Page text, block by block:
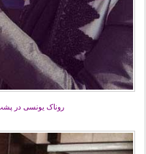
روناک یونسی در